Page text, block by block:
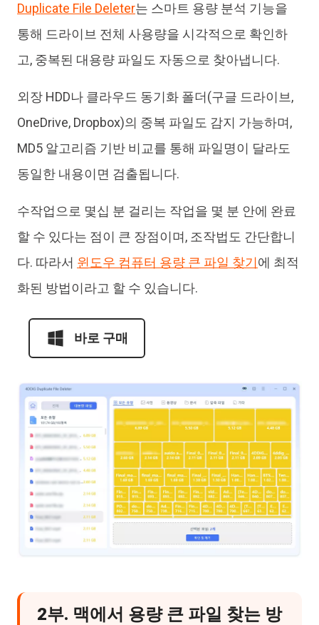
Duplicate File Deleter는 스마트 용량 분석 기능을
통해 드라이브 전체 사용량을 시각적으로 확인하
고, 중복된 대용량 파일도 자동으로 찾아냅니다.
외장 HDD나 클라우드 동기화 폴더(구글 드라이브,
OneDrive, Dropbox)의 중복 파일도 감지 가능하며,
MD5 알고리즘 기반 비교를 통해 파일명이 달라도
동일한 내용이면 검출됩니다.
수작업으로 몇십 분 걸리는 작업을 몇 분 안에 완료
할 수 있다는 점이 큰 장점이며, 조작법도 간단합니
다. 따라서 윈도우 컴퓨터 용량 큰 파일 찾기에 최적
화된 방법이라고 할 수 있습니다.
바로 구매
2부. 맥에서 용량 큰 파일 찾는 방